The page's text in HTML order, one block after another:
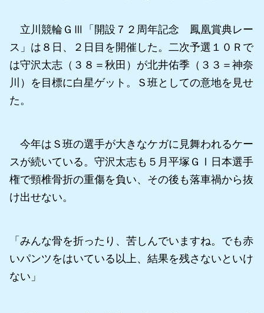
立川競輪ＧⅢ「開設７２周年記念 鳳凰賞典レー
ス」は８日、２日目を開催した。二次予選１０Ｒで
は守沢太志（３８＝秋田）が北井佑季（３３＝神奈
川）を目標に白星ゲット。Ｓ班としての意地を見せ
た。
今年はＳ班の選手が大きなケガに見舞われるケー
スが続いている。守沢太志も５月平塚ＧⅠ日本選手
権で頸椎骨折の重傷を負い、その後も落車禍から抜
け出せない。
「みんな骨を折ったり、苦しんでいますね。でも赤
いパンツをはいている以上、結果を残さないといけ
ない」